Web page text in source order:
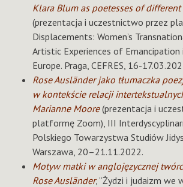
Klara Blum as poetesses of
(prezentacja i uczestnictwo przez
Displacements: Women’s
Artistic Experiences of Emancipation
Europe. Praga, CEFRES, 16-
Rose Ausländer jako tłumaczka
w kontekście relacji
Marianne Moore(prezentacja i
platformę Zoom), III
Polskiego Towarzystwa Studiów
Warszawa, 20–21.11.2022.
Motyw matki w anglojęzycznej
Rose Ausländer, “Żydzi i judaizm we